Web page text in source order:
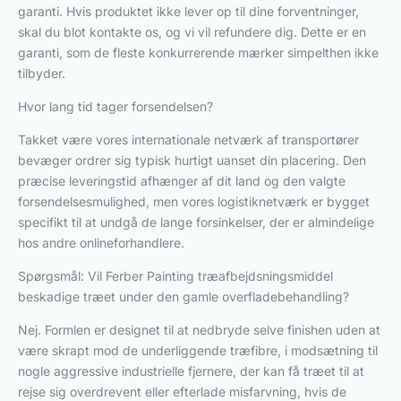
garanti. Hvis produktet ikke lever op til dine forventninger,
skal du blot kontakte os, og vi vil refundere dig. Dette er en
garanti, som de fleste konkurrerende mærker simpelthen ikke
tilbyder.
Hvor lang tid tager forsendelsen?
Takket være vores internationale netværk af transportører
bevæger ordrer sig typisk hurtigt uanset din placering. Den
præcise leveringstid afhænger af dit land og den valgte
forsendelsesmulighed, men vores logistiknetværk er bygget
specifikt til at undgå de lange forsinkelser, der er almindelige
hos andre onlineforhandlere.
Spørgsmål: Vil Ferber Painting træafbejdsningsmiddel
beskadige træet under den gamle overfladebehandling?
Nej. Formlen er designet til at nedbryde selve finishen uden at
være skrapt mod de underliggende træfibre, i modsætning til
nogle aggressive industrielle fjernere, der kan få træet til at
rejse sig overdrevent eller efterlade misfarvning, hvis de